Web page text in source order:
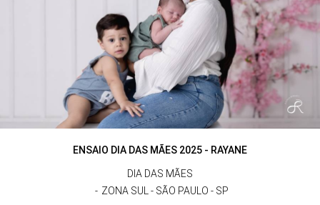
ENSAIO DIA DAS MÃES 2025 - RAYANE
DIA DAS MÃES
ZONA SUL - SÃO PAULO - SP